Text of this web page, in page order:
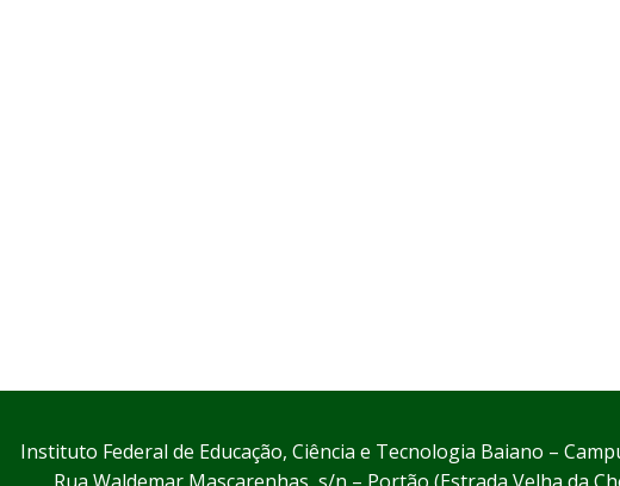
Instituto Federal de Educação, Ciência e Tecnologia Baiano –